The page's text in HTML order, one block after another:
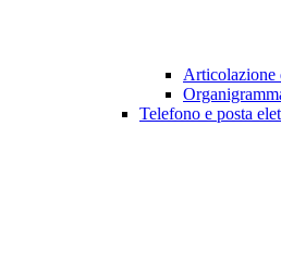
Telefono e posta